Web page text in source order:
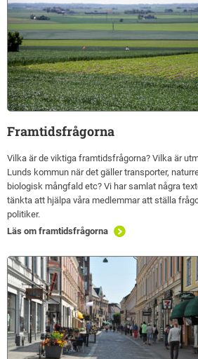
Framtidsfrågorna
Vilka är de viktiga framtidsfrågorna? Vilka är
Lunds kommun när det gäller transporter,
biologisk mångfald etc? Vi har samlat några
tänkta att hjälpa våra medlemmar att ställa
politiker.
Läs om framtidsfrågorna